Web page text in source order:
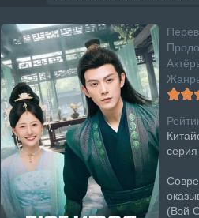
(Вэй